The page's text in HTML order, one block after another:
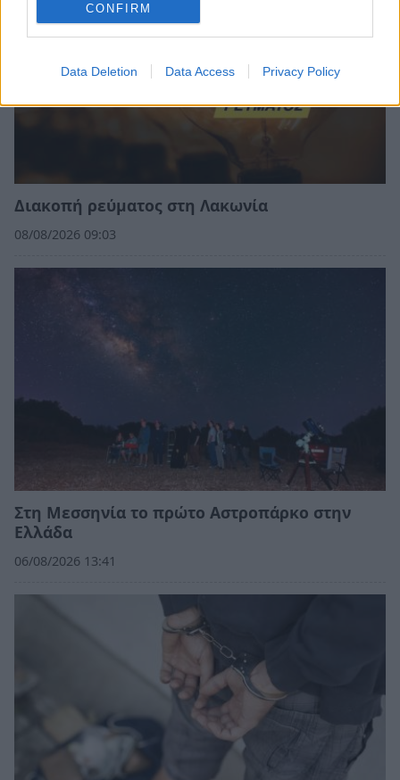
CONFIRM
Data Deletion Data Access Privacy Policy
Διακοπή ρεύματος στη Λακωνία
08/08/2026 09:03
Στη Μεσσηνία το πρώτο Αστροπάρκο στην
Ελλάδα
06/08/2026 13:41